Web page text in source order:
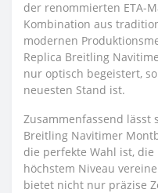
der renommierten ETA-
Kombination aus
modernen
Replica Breitling
nur optisch begeistert,
neuesten Stand ist.
Zusammenfassend lässt
Breitling Navitimer
die perfekte Wahl ist,
höchstem Niveau
bietet nicht nur präzise